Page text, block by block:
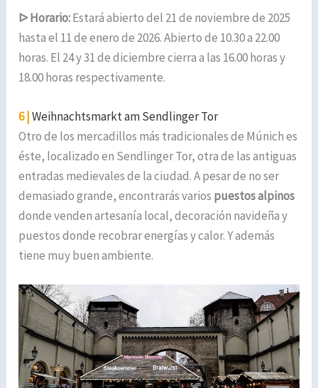
ᐅHorario:Estará abierto del 21 de noviembre de 2025
hasta el 11 de enero de 2026. Abierto de 10.30 a 22.00
horas. El 24 y 31 de diciembre cierra a las 16.00 horas y
18.00 horas respectivamente.
6 |Weihnachtsmarkt am Sendlinger Tor
Otro de los mercadillos más tradicionales de Múnich es
éste, localizado en Sendlinger Tor, otra de las antiguas
entradas medievales de la ciudad. A pesar de no ser
demasiado grande, encontrarás varios puestos alpinos
donde venden artesanía local, decoración navideña y
puestos donde recobrar energías y calor. Y además
tiene muy buen ambiente.